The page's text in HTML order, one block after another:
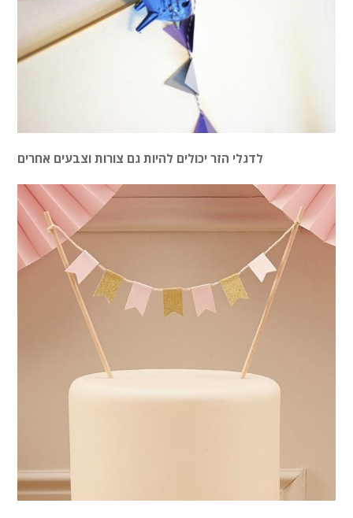
לדגלי הזר יכולים להיות גם צורות וצבעים אחרים